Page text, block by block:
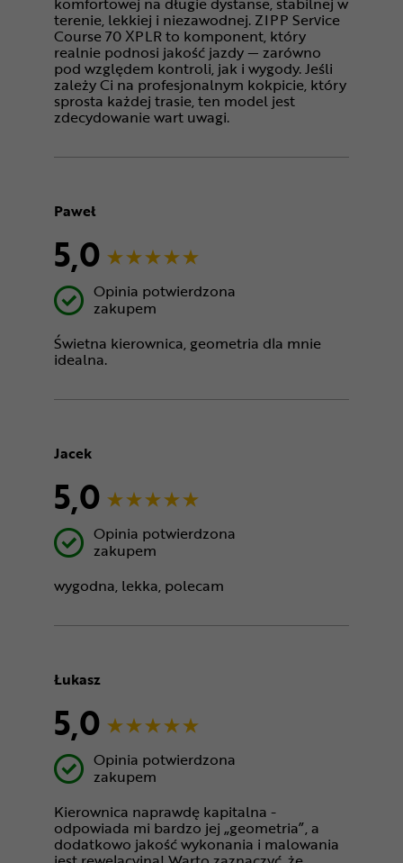
terenie, lekkiej i niezawodnej. ZIPP Service
Course 70 XPLR to komponent, który
realnie podnosi jakość jazdy — zarówno
pod względem kontroli, jak i wygody. Jeśli
zależy Ci na profesjonalnym kokpicie, który
sprosta każdej trasie, ten model jest
zdecydowanie wart uwagi.
Paweł
5,0
Opinia potwierdzona
zakupem
Świetna kierownica, geometria dla mnie
idealna.
Jacek
5,0
Opinia potwierdzona
zakupem
wygodna, lekka, polecam
Łukasz
5,0
Opinia potwierdzona
zakupem
Kierownica naprawdę kapitalna -
odpowiada mi bardzo jej „geometria”, a
dodatkowo jakość wykonania i malowania